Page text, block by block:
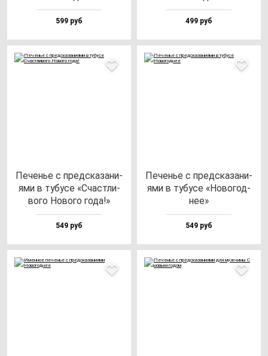
599 руб 499 руб
Печенье с пред­ска­за­ни­
ями в ту­бу­се «Счас­тли­
во­го Ново­го го­да!»
549 руб
Печенье с пред­ска­за­ни­
ями в ту­бу­се «Ново­год­
нее»
549 руб